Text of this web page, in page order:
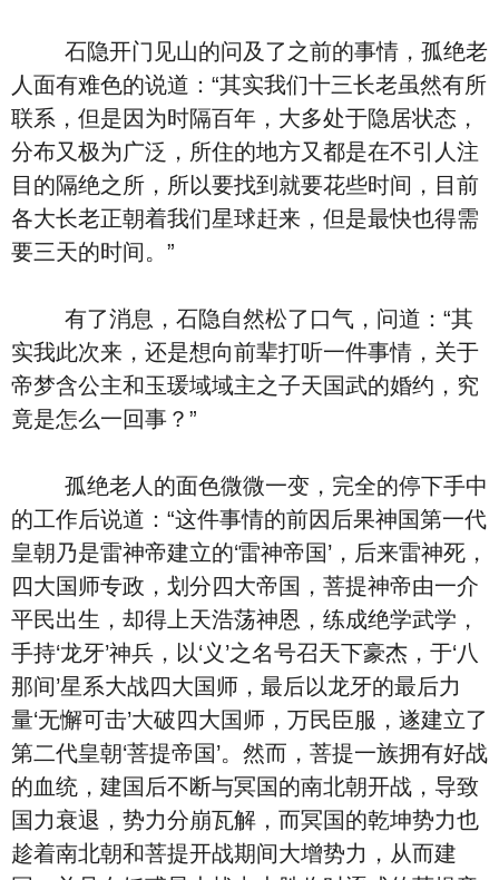
石隐开门见山的问及了之前的事情，孤绝老
人面有难色的说道：“其实我们十三长老虽然有所
联系，但是因为时隔百年，大多处于隐居状态，
分布又极为广泛，所住的地方又都是在不引人注
目的隔绝之所，所以要找到就要花些时间，目前
各大长老正朝着我们星球赶来，但是最快也得需
要三天的时间。”
有了消息，石隐自然松了口气，问道：“其
实我此次来，还是想向前辈打听一件事情，关于
帝梦含公主和玉瑗域域主之子天国武的婚约，究
竟是怎么一回事？”
孤绝老人的面色微微一变，完全的停下手中
的工作后说道：“这件事情的前因后果神国第一代
皇朝乃是雷神帝建立的‘雷神帝国’，后来雷神死，
四大国师专政，划分四大帝国，菩提神帝由一介
平民出生，却得上天浩荡神恩，练成绝学武学，
手持‘龙牙’神兵，以‘义’之名号召天下豪杰，于‘八
那间’星系大战四大国师，最后以龙牙的最后力
量‘无懈可击’大破四大国师，万民臣服，遂建立了
第二代皇朝‘菩提帝国’。然而，菩提一族拥有好战
的血统，建国后不断与冥国的南北朝开战，导致
国力衰退，势力分崩瓦解，而冥国的乾坤势力也
趁着南北朝和菩提开战期间大增势力，从而建